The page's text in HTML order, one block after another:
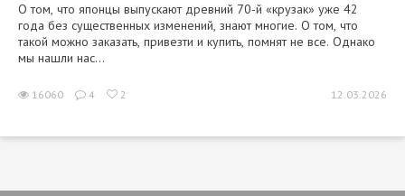
О том, что японцы выпускают древний 70-й «крузак» уже 42
года без существенных изменений, знают многие. О том, что
такой можно заказать, привезти и купить, помнят не все. Однако
мы нашли нас...
16060 4 2 12.03.2026